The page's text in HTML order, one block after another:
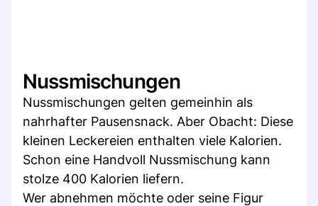
Nussmischungen
Nussmischungen gelten gemeinhin als
nahrhafter Pausensnack. Aber Obacht: Diese
kleinen Leckereien enthalten viele Kalorien.
Schon eine Handvoll Nussmischung kann
stolze 400 Kalorien liefern.
Wer abnehmen möchte oder seine Figur